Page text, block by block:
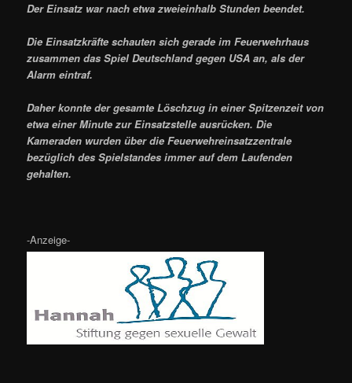
Der Einsatz war nach etwa zweieinhalb Stunden beendet.
Die Einsatzkräfte schauten sich gerade im Feuerwehrhaus
zusammen das Spiel Deutschland gegen USA an, als der
Alarm eintraf.
Daher konnte der gesamte Löschzug in einer Spitzenzeit von
etwa einer Minute zur Einsatzstelle ausrücken. Die
Kameraden wurden über die Feuerwehreinsatzzentrale
bezüglich des Spielstandes immer auf dem Laufenden
gehalten.
-Anzeige-